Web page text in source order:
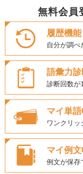
無料会員
履歴機能
自分が調べ
語彙力
診断回数が
マイ単
ワンクリッ
マイ例
例文が保存